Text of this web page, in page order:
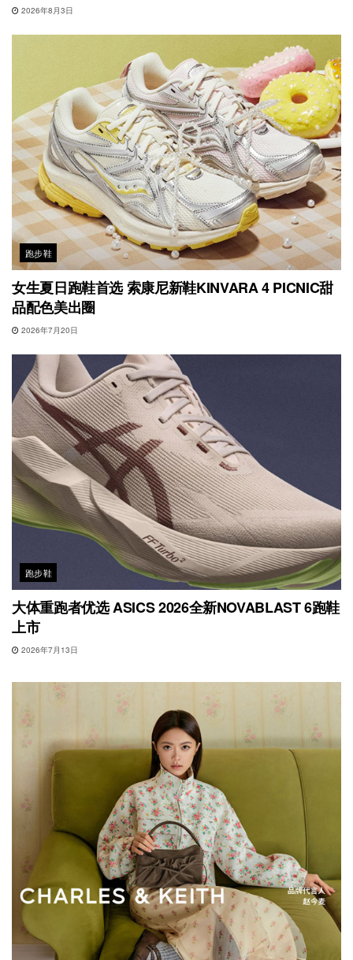
2026年8月3日
跑步鞋
女生夏日跑鞋首选 索康尼新鞋KINVARA 4 PICNIC甜
品配色美出圈
2026年7月20日
跑步鞋
大体重跑者优选 ASICS 2026全新NOVABLAST 6跑鞋
上市
2026年7月13日